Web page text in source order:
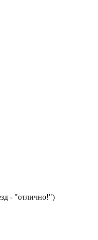
- "отлично!")